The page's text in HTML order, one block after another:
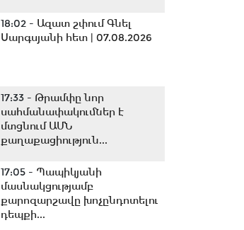
18:02 - Ազատ շփում Գնել
Սարգսյանի հետ | 07.08.2026
17:33 - Թրամփը նոր
սահմանափակումներ է
մտցնում ԱՄՆ
քաղաքացիություն...
17:05 - Պապիկյանի
մասնակցությամբ
քարոզարշավը խոչընդոտելու
դեպքի...